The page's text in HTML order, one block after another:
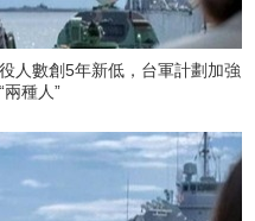
人數創5年新低，台軍計劃加強
兩種人”